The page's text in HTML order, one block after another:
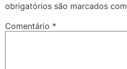
obrigatórios são marcados com
Comentário *